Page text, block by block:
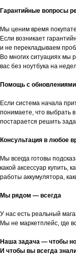
Гарантийные вопросы
Мы ценим время
Если возникает
и не перекладываем
Во многих ситуациях мы
вас без ноутбука на
Помощь с
Если система начала
понимаете, что выбрать
постарается решить
Консультация в любое
Мы всегда готовы
какой аксессуар купить,
работы аккумулятора,
Мы рядом — всегда
У нас есть реальный
Мы не маркетплейс, где
Наша задача — чтобы
И чтобы вы всегда